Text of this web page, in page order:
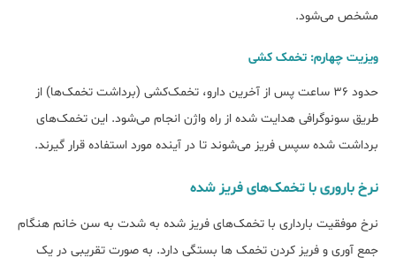
مشخص می‌شود.
ویزیت چهارم: تخمک کشی
حدود ۳۶ ساعت پس از آخرین دارو، تخمک‌کشی (برداشت تخمک‌ها) از
طریق سونوگرافی هدایت شده از راه واژن انجام می‌شود. این تخمک‌های
برداشت شده سپس فریز می‌شوند تا در آینده مورد استفاده قرار گیرند.
نرخ باروری با تخمک‌های فریز شده
نرخ موفقیت بارداری با تخمک‌های فریز شده به شدت به سن خانم هنگام
جمع آوری و فریز کردن تخمک ها بستگی دارد. به صورت تقریبی در یک